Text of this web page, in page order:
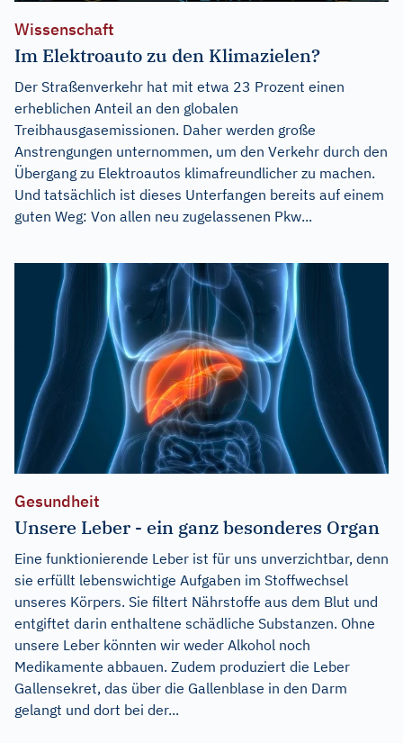
Wissenschaft
Im Elektroauto zu den Klimazielen?
Der Straßenverkehr hat mit etwa 23 Prozent einen
erheblichen Anteil an den globalen
Treibhausgasemissionen. Daher werden große
Anstrengungen unternommen, um den Verkehr durch den
Übergang zu Elektroautos klimafreundlicher zu machen.
Und tatsächlich ist dieses Unterfangen bereits auf einem
guten Weg: Von allen neu zugelassenen Pkw...
Gesundheit
Unsere Leber - ein ganz besonderes Organ
Eine funktionierende Leber ist für uns unverzichtbar, denn
sie erfüllt lebenswichtige Aufgaben im Stoffwechsel
unseres Körpers. Sie filtert Nährstoffe aus dem Blut und
entgiftet darin enthaltene schädliche Substanzen. Ohne
unsere Leber könnten wir weder Alkohol noch
Medikamente abbauen. Zudem produziert die Leber
Gallensekret, das über die Gallenblase in den Darm
gelangt und dort bei der...